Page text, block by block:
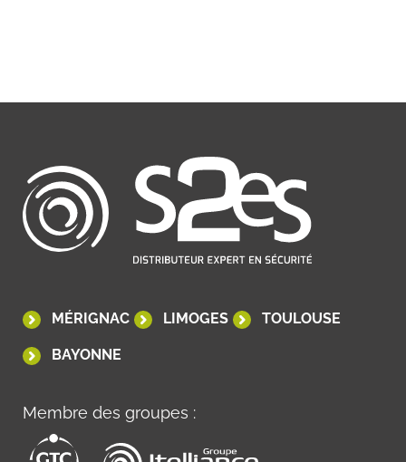
MÉRIGNAC LIMOGES TOULOUSE
BAYONNE
Membre des groupes :